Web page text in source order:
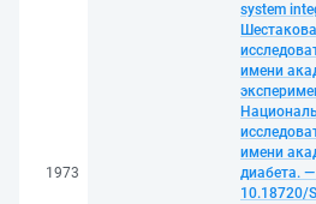
1973
system
имени
имени
диабета.
10.18720/